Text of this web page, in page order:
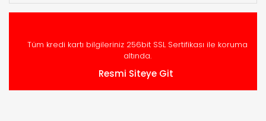
Tüm kredi kartı bilgileriniz 256bit SSL Sertifikası ile koruma
altında.
Resmi Siteye Git